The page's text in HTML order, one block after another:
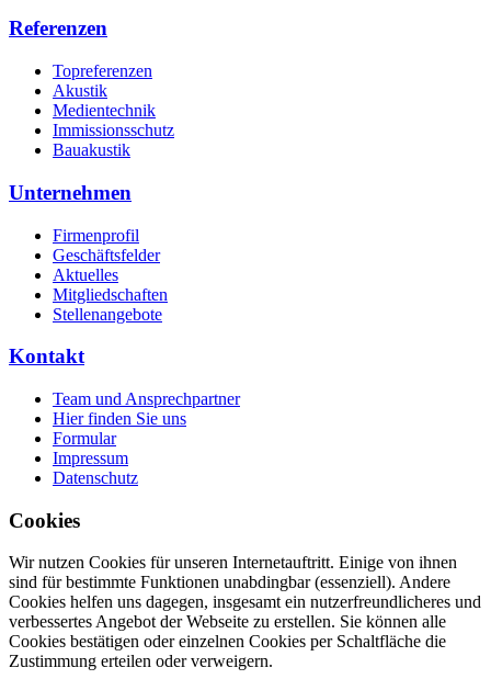
Referenzen
Topreferenzen
Akustik
Medientechnik
Immissionsschutz
Bauakustik
Unternehmen
Firmenprofil
Geschäftsfelder
Aktuelles
Mitgliedschaften
Stellenangebote
Kontakt
Team und Ansprechpartner
Hier finden Sie uns
Formular
Impressum
Datenschutz
Cookies
Wir nutzen Cookies für unseren Internetauftritt. Einige von ihnen
sind für bestimmte Funktionen unabdingbar (essenziell). Andere
Cookies helfen uns dagegen, insgesamt ein nutzerfreundlicheres und
verbessertes Angebot der Webseite zu erstellen. Sie können alle
Cookies bestätigen oder einzelnen Cookies per Schaltfläche die
Zustimmung erteilen oder verweigern.